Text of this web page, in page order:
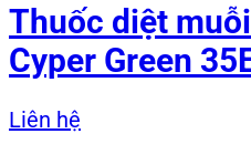
Thuốc diệt
Cyper Green
Liên hệ